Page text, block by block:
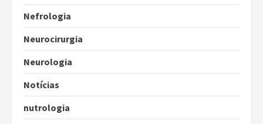
Nefrologia
Neurocirurgia
Neurologia
Notícias
nutrologia